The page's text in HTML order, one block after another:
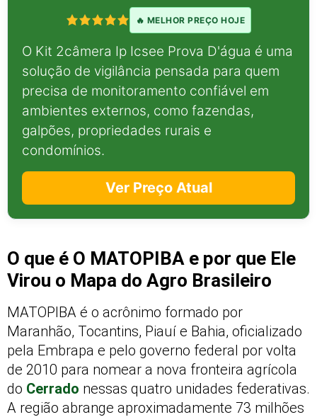
🔥 MELHOR PREÇO HOJE
O Kit 2câmera Ip Icsee Prova D'água é uma
solução de vigilância pensada para quem
precisa de monitoramento confiável em
ambientes externos, como fazendas,
galpões, propriedades rurais e
condomínios.
Ver Preço Atual
O que é O MATOPIBA e por que Ele
Virou o Mapa do Agro Brasileiro
MATOPIBA é o acrônimo formado por
Maranhão, Tocantins, Piauí e Bahia, oficializado
pela Embrapa e pelo governo federal por volta
de 2010 para nomear a nova fronteira agrícola
do Cerrado nessas quatro unidades federativas.
A região abrange aproximadamente 73 milhões